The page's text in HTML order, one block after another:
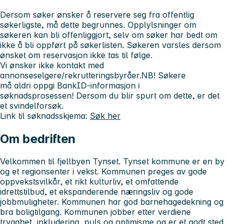
Dersom søker ønsker å reservere seg fra offentlig
søkerligste, må dette begrunnes. Opplylsninger om
søkeren kan bli offenliggjort, selv om søker har bedt om
ikke å bli oppført på søkerlisten. Søkeren varsles dersom
ønsket om reservasjon ikke tas til følge.
Vi ønsker ikke kontakt med
annonseselgere/rekrutteringsbyråer.NB! Søkere
må aldri oppgi BankID-informasjon i
søknadsprosessen! Dersom du blir spurt om dette, er det
et svindelforsøk.
Link til søknadsskjema: Søk her
Om bedriften
Velkommen til fjellbyen Tynset. Tynset kommune er en by
og et regionsenter i vekst. Kommunen preges av gode
oppvekstsvilkår, et rikt kulturliv, et omfattende
idrettstilbud, et ekspanderende næringsliv og gode
jobbmuligheter. Kommunen har god barnehagedekning og
bra boligtilgang. Kommunen jobber etter verdiene
trygghet, inkludering, puls og optimisme og er et godt sted